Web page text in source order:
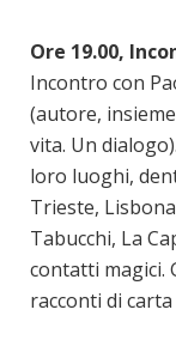
Ore 19.00,
Incontro con
(autore,
vita. Un
loro luoghi,
Trieste,
Tabucchi, La
contatti magici.
racconti di